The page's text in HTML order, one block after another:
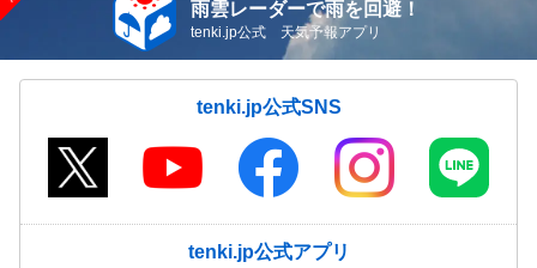
雨雲レーダーで雨を回避！
tenki.jp公式 天気予報アプリ
tenki.jp公式SNS
tenki.jp公式アプリ